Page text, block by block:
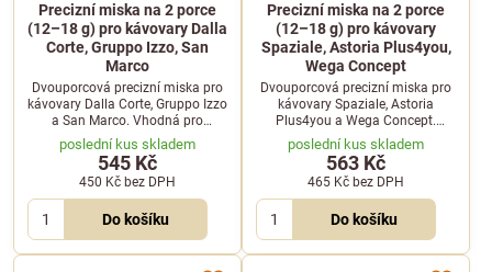
Precizní miska na 2 porce
(12–18 g) pro kávovary Dalla
Corte, Gruppo Izzo, San
Marco
Dvouporcová precizní miska pro
kávovary Dalla Corte, Gruppo Izzo
a San Marco. Vhodná pro
gramáž 12 až 18 gramů kávy a
kompatibilní s tamperem o
průměru 53 mm.
poslední kus skladem
545 Kč
450 Kč bez DPH
Do košíku
Precizní miska na 2 porce
(12–18 g) pro kávovary
Spaziale, Astoria Plus4you,
Wega Concept
Dvouporcová precizní miska pro
kávovary Spaziale, Astoria
Plus4you a Wega Concept.
Určena pro 12 až 18 gramů kávy
a tamper o průměru 53 mm.
poslední kus skladem
563 Kč
465 Kč bez DPH
Do košíku